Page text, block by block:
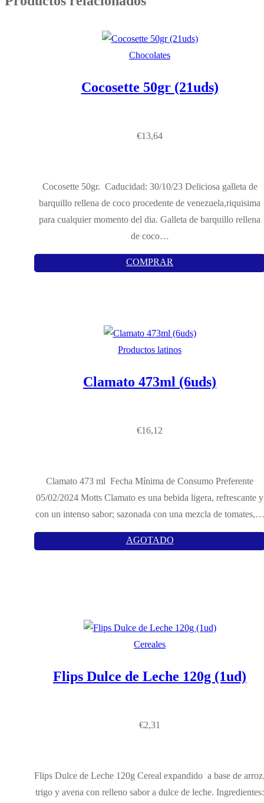
Chocolates
Cocosette 50gr (21uds)
€13,64
Cocosette 50gr. Caducidad: 30/10/23 Deliciosa galleta de
barquillo rellena de coco procedente de venezuela,riquisima
para cualquier momento del dia. Galleta de barquillo rellena
de coco…
COMPRAR
Productos latinos
Clamato 473ml (6uds)
€16,12
Clamato 473 ml Fecha Mínima de Consumo Preferente
05/02/2024 Motts Clamato es una bebida ligera, refrescante y
con un intenso sabor; sazonada con una mezcla de tomates,…
AGOTADO
Cereales
Flips Dulce de Leche 120g (1ud)
€2,31
Flips Dulce de Leche 120g Cereal expandido a base de
trigo y avena con relleno sabor a dulce de leche. Ingredientes: